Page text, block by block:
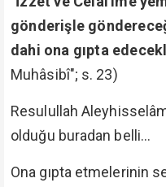
gönderişle
dahi ona gıpta
Muhâsibî"; s. 23)
Resulullah
olduğu buradan belli…
Ona gıpta etmelerinin